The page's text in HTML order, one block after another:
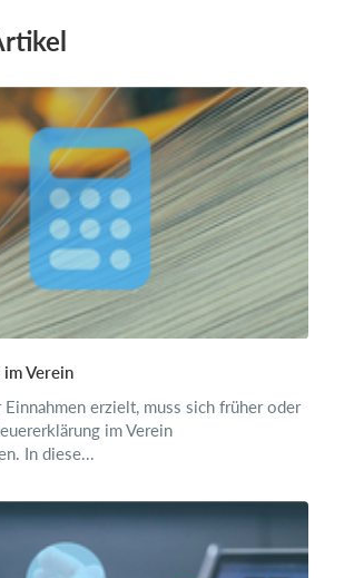
Verein
Einnahmen erzielt, muss sich früher oder
im Verein
In diese...